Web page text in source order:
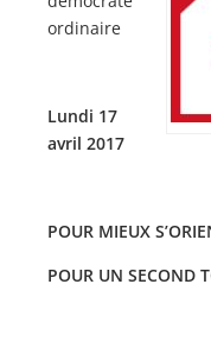
ordinaire
Lundi 17
avril 2017
POUR MIEUX
POUR UN SECOND